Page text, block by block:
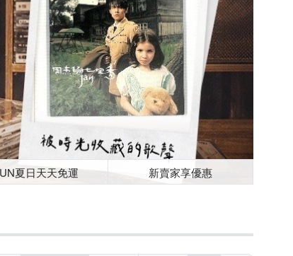
夏日天天免運 新賣家享優惠